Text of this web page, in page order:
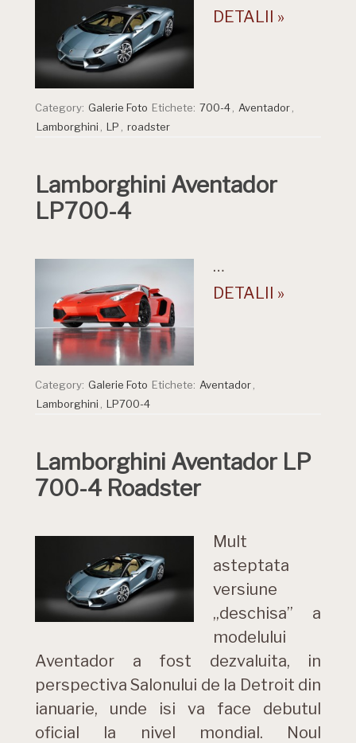
DETALII »
Category: Galerie Foto Etichete: 700-4, Aventador,
Lamborghini , LP , roadster
Lamborghini Aventador
LP700-4
…
DETALII »
Category: Galerie Foto Etichete: Aventador
Lamborghini
LP700-4
Lamborghini Aventador LP
700-4 Roadster
Mult
asteptata
versiune
„deschisa” a
modelului
Aventador a fost dezvaluita, in
perspectiva Salonului de la Detroit din
ianuarie, unde isi va face debutul
oficial la nivel mondial. Noul